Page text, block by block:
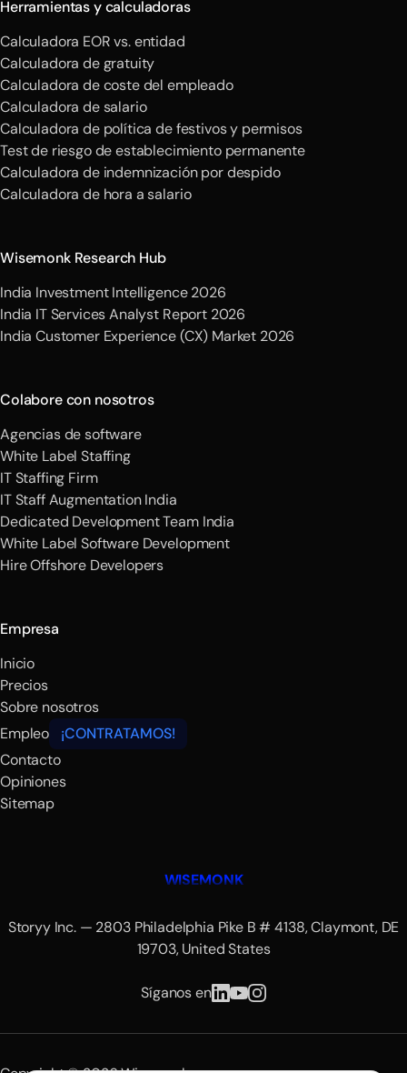
Herramientas y calculadoras
Calculadora EOR vs. entidad
Calculadora de gratuity
Calculadora de coste del empleado
Calculadora de salario
Calculadora de política de festivos y permisos
Test de riesgo de establecimiento permanente
Calculadora de indemnización por despido
Calculadora de hora a salario
Wisemonk Research Hub
India Investment Intelligence 2026
India IT Services Analyst Report 2026
India Customer Experience (CX) Market 2026
Colabore con nosotros
Agencias de software
White Label Staffing
IT Staffing Firm
IT Staff Augmentation India
Dedicated Development Team India
White Label Software Development
Hire Offshore Developers
Empresa
Inicio
Precios
Sobre nosotros
Empleo
¡CONTRATAMOS!
Contacto
Opiniones
Sitemap
WISEMONK
Storyy Inc. — 2803 Philadelphia Pike B # 4138, Claymont, DE
19703, United States
Síganos en